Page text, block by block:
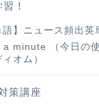
！
語】ニュース頻出英
minute （今日の
オム）
策講座